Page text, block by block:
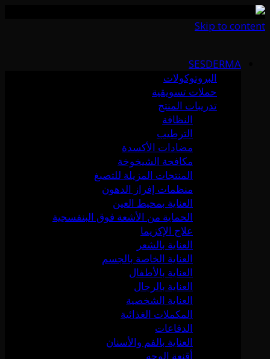
Skip to content
SESDERMA
البروتوكولات
حملات تسويقية
تدريبات المنتج
النظافة
الترطيب
مضادات الأكسدة
مكافحة الشيخوخة
المنتجات المزيلة للتصبغ
منظمات إفراز الدهون
العناية بمحيط العين
الحماية من الأشعة فوق البنفسجية
علاج الإكزيما
العناية بالشعر
العناية الخاصة بالجسم
العناية بالأطفال
العناية بالرجال
العناية الشخصية
المكملات الغذائية
الدفاعات
العناية بالفم والأسنان
أقنعة الوجه